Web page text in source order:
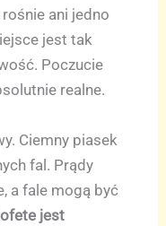
ani jedno
jest tak
Poczucie
realne.
Ciemny piasek
fal. Prądy
a fale mogą być
jest